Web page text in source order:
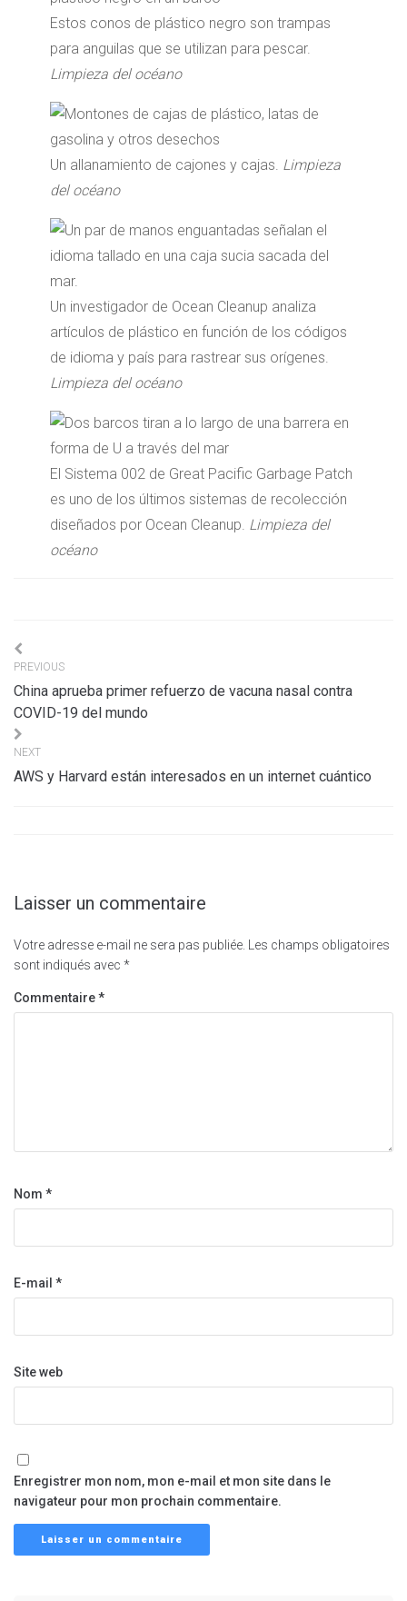
Estos conos de plástico negro son trampas
para anguilas que se utilizan para pescar.
Limpieza del océano
Un allanamiento de cajones y cajas. Limpieza
del océano
Un investigador de Ocean Cleanup analiza
artículos de plástico en función de los códigos
de idioma y país para rastrear sus orígenes.
Limpieza del océano
El Sistema 002 de Great Pacific Garbage Patch
es uno de los últimos sistemas de recolección
diseñados por Ocean Cleanup. Limpieza del
océano
Navigation
de
l’article
PREVIOUS
China aprueba primer refuerzo de vacuna nasal contra
COVID-19 del mundo
NEXT
AWS y Harvard están interesados ​​en un internet cuántico
Laisser un commentaire
Votre adresse e-mail ne sera pas publiée.
Les champs obligatoires
sont indiqués avec *
Commentaire*
Nom *
E-mail *
Site web
Enregistrer mon nom, mon e-mail et mon site dans le
navigateur pour mon prochain commentaire.